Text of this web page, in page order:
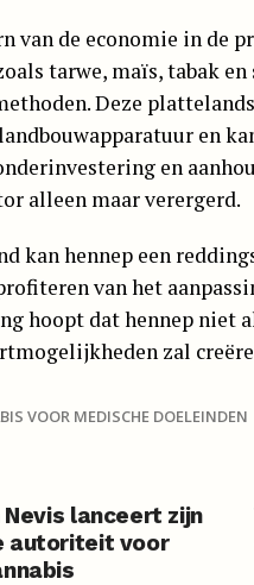
van de economie in de
tarwe, maïs, tabak
Deze
en
en
alleen maar verergerd.
kan hennep een
van het
hoopt dat hennep niet
zal
VOOR MEDISCHE DOELEINDEN
lanceert zijn
autoriteit voor